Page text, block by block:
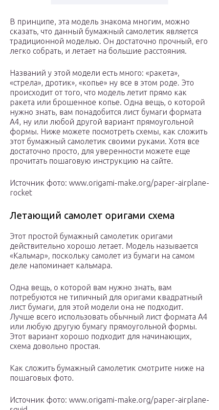
В принципе, эта модель знакома многим, можно
сказать, что данный бумажный самолетик является
традиционной моделью. Он достаточно прочный, его
легко собрать, и летает на большие расстояния.
Названий у этой модели есть много: «ракета»,
«стрела», дротик», «копье» ну все в этом роде. Это
происходит от того, что модель летит прямо как
ракета или брошенное копье. Одна вещь, о которой
нужно знать, вам понадобится лист бумаги формата
А4, ну или любой другой вариант прямоугольной
формы. Ниже можете посмотреть схемы, как сложить
этот бумажный самолетик своими руками. Хотя все
достаточно просто, для уверенности можете еще
прочитать пошаговую инструкцию на сайте.
Источник фото: www.origami-make.org/paper-airplane-
rocket
Летающий самолет оригами схема
Этот простой бумажный самолетик оригами
действительно хорошо летает. Модель называется
«Кальмар», поскольку самолет из бумаги на самом
деле напоминает кальмара.
Одна вещь, о которой вам нужно знать, вам
потребуются не типичный для оригами квадратный
лист бумаги, для этой модели она не подходит.
Лучше всего использовать обычный лист формата А4
или любую другую бумагу прямоугольной формы.
Этот вариант хорошо подходит для начинающих,
схема довольно простая.
Как сложить бумажный самолетик смотрите ниже на
пошаговых фото.
Источник фото: www.origami-make.org/paper-airplane-